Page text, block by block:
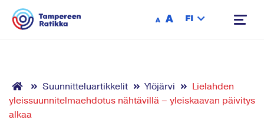
A A FI
Suunnitteluartikkelit Ylöjärvi
Lielahden
yleissuunnitelmaehdotus nähtävillä – yleiskaavan päivitys
alkaa